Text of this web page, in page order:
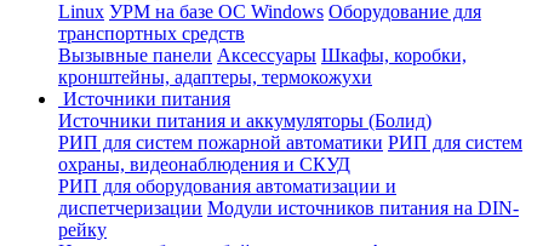
Linux УРМ на базе ОС Windows Оборудование для
транспортных средств
Вызывные панели Аксессуары Шкафы, коробки,
кронштейны, адаптеры, термокожухи
Источники питания
Источники питания и аккумуляторы (Болид)
РИП для систем пожарной автоматики РИП для систем
охраны, видеонаблюдения и СКУД
РИП для оборудования автоматизации и
диспетчеризации Модули источников питания на DIN-
рейку